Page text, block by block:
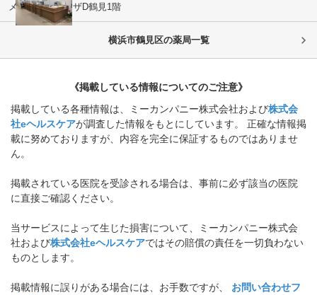
メディカルプラザD鶴見1階
横浜市鶴見区の薬局一覧
《掲載している情報についてのご注意》
掲載している各種情報は、ミーカンパニー株式会社および株式会
社eヘルスケアが調査した情報をもとにしています。 正確な情報掲
載に努めておりますが、内容を完全に保証するものではありませ
ん。
掲載されている医院を受診される場合は、事前に必ず該当の医院
に直接ご確認ください。
当サービスによって生じた損害について、ミーカンパニー株式会
社および株式会社eヘルスケアではその賠償の責任を一切負わない
ものとします。
掲載情報に誤りがある場合には、お手数ですが、
お問い合わせフ